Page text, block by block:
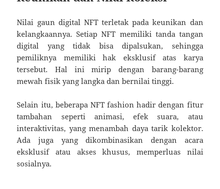
Nilai gaun digital NFT terletak pada keunikan dan
kelangkaannya. Setiap NFT memiliki tanda tangan
digital yang tidak bisa dipalsukan, sehingga
pemiliknya memiliki hak eksklusif atas karya
tersebut. Hal ini mirip dengan barang-barang
mewah fisik yang langka dan bernilai tinggi.
Selain itu, beberapa NFT fashion hadir dengan fitur
tambahan seperti animasi, efek suara, atau
interaktivitas, yang menambah daya tarik kolektor.
Ada juga yang dikombinasikan dengan acara
eksklusif atau akses khusus, memperluas nilai
sosialnya.